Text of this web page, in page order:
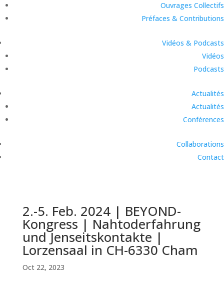
Ouvrages Collectifs
Préfaces & Contributions
Vidéos & Podcasts
Vidéos
Podcasts
Actualités
Actualités
Conférences
Collaborations
Contact
2.-5. Feb. 2024 | BEYOND-
Kongress | Nahtoderfahrung
und Jenseitskontakte |
Lorzensaal in CH-6330 Cham
Oct 22, 2023